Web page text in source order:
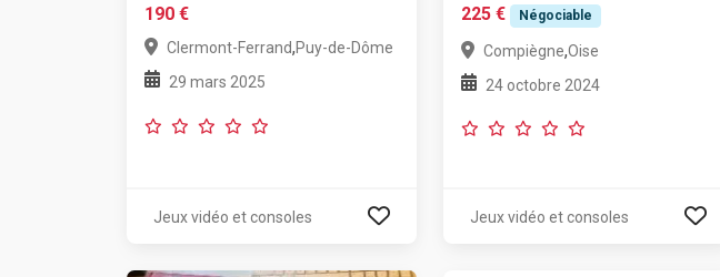
190 €
Clermont-Ferrand,Puy-de-Dôme
29 mars 2025
Jeux vidéo et consoles
225 €
Négociable
Compiègne,Oise
24 octobre 2024
Jeux vidéo et consoles